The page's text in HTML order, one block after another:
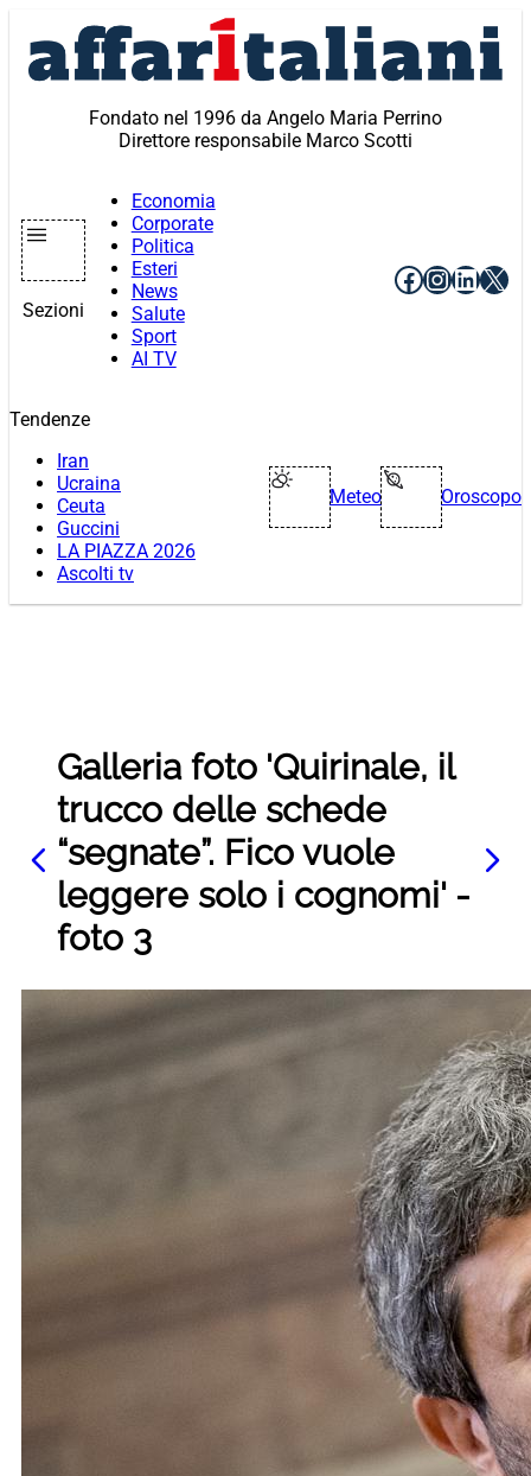
contenuto
Fondato nel 1996 da Angelo Maria Perrino
Direttore responsabile Marco Scotti
Sezioni
Economia
Corporate
Politica
Esteri
News
Salute
Sport
AI TV
Facebook
X
Tendenze
Iran
Ucraina
Ceuta
Guccini
LA PIAZZA 2026
Ascolti tv
Meteo Oroscopo
Galleria foto 'Quirinale, il
trucco delle schede
“segnate”. Fico vuole
leggere solo i cognomi' -
foto 3